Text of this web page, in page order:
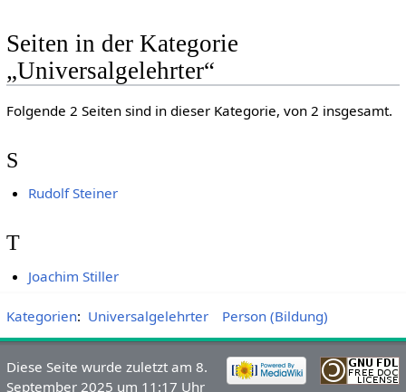
Seiten in der Kategorie
„Universalgelehrter“
Folgende 2 Seiten sind in dieser Kategorie, von 2 insgesamt.
S
Rudolf Steiner
T
Joachim Stiller
Kategorien: Universalgelehrter Person (Bildung)
Diese Seite wurde zuletzt am 8.
September 2025 um 11:17 Uhr